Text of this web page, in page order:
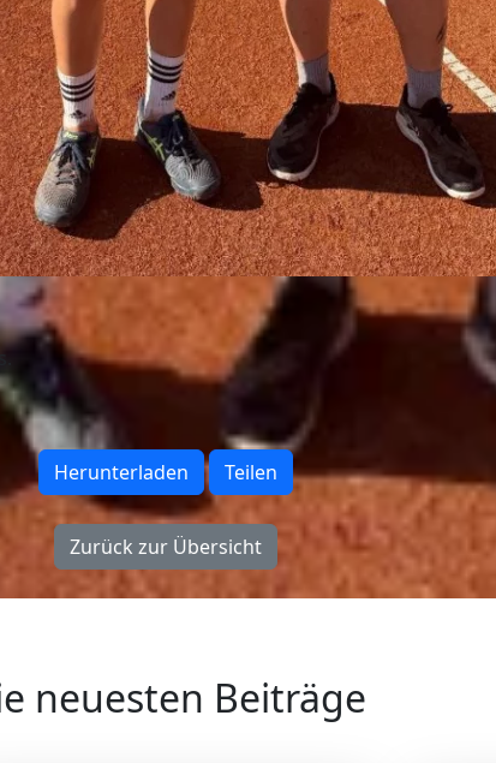
Herunterladen Teilen
Zurück zur Übersicht
neuesten Beiträge